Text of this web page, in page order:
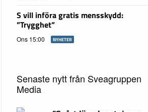
S vill införa gratis mensskydd:
”Trygghet”
Ons 15:00 NYHETER
Senaste nytt från Sveagruppen
Media